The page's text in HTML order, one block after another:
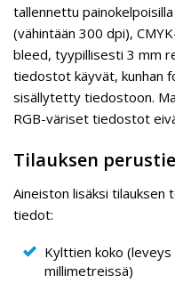
tallennettu
(vähintään 300 dpi),
bleed, tyypillisesti 3 mm
tiedostot käyvät, kunhan
sisällytetty tiedostoon.
RGB-väriset tiedostot
Tilauksen
Aineiston lisäksi
tiedot:
Kylttien koko
millimetreissä)